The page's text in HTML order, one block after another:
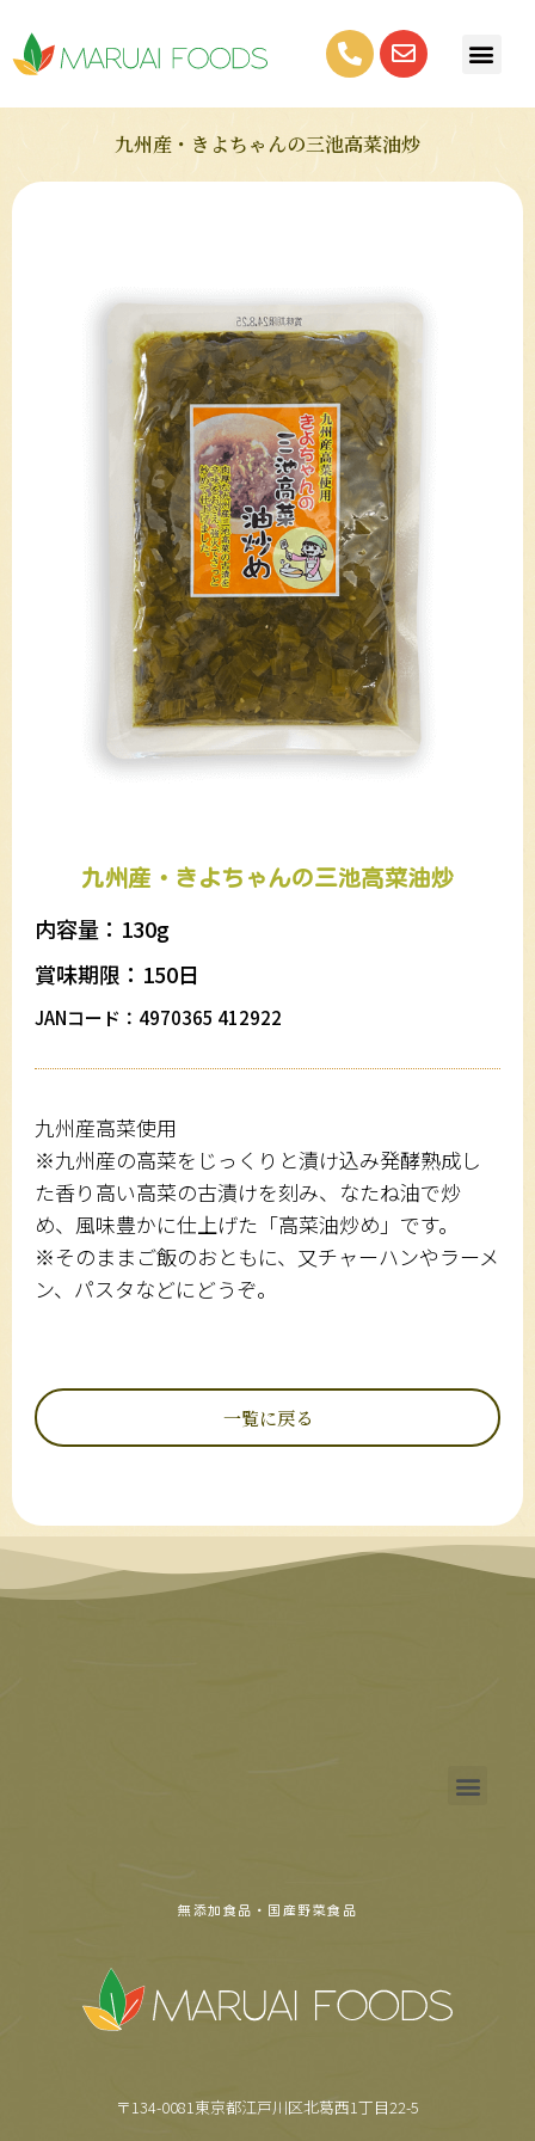
九州産・きよちゃんの三池高菜油炒
九州産・きよちゃんの三池高菜油炒
内容量：130g
賞味期限：150日
JANコード：4970365 412922
九州産高菜使用
※九州産の高菜をじっくりと漬け込み発酵熟成し
た香り高い高菜の古漬けを刻み、なたね油で炒
め、風味豊かに仕上げた「高菜油炒め」です。
※そのままご飯のおともに、又チャーハンやラーメ
ン、パスタなどにどうぞ。
一覧に戻る
無添加食品・国産野菜食品
〒134-0081東京都江戸川区北葛西1丁目22-5